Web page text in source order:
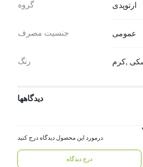
گروه ارتوپدی
جنسیت مصرف عمومی
رنگ کرم,
دیدگاهها
درمورد این محصول دیدگاه درج کنید.
درج دیدگاه